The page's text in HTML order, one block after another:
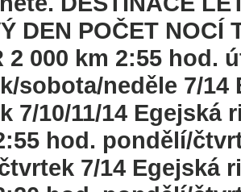
DEN POČET
2 000 km 2:55 hod.
sobota/neděle 7/14
7/10/11/14
hod. pondělí/
7/14 Egejská